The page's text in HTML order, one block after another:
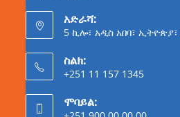
አድራሻ:
5 ኪሎ፣ አዲስ አበባ፣ ኢትዮጵያ፣
ስልክ:
+251 11 157 1345
ሞባይል: